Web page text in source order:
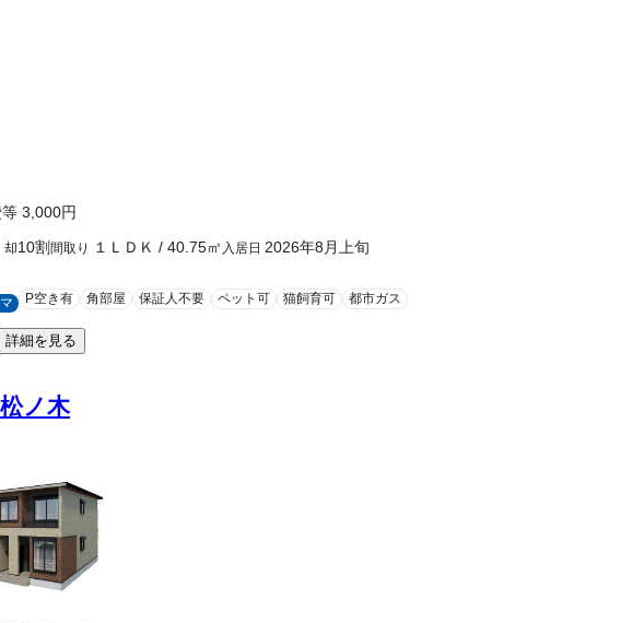
3,000円
10割 間取り １ＬＤＫ / 40.75㎡ 入居日 2026年8月上旬
P空き有 角部屋 保証人不要 ペット可 猫飼育可 都市ガス
詳細を見る
ノ木